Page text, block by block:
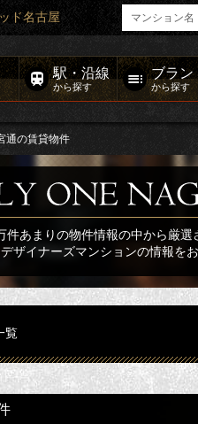
ド名古屋
駅・沿線
から探す
ブラン
から探す
通の賃貸物件
件あまりの物件情報の中から厳選
ザイナーズマンションの情報をお
覧